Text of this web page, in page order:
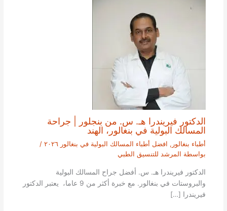
الدكتور فيريندرا هـ. س. من بنجلور | جراحة
المسالك البولية في بنغالور، الهند
أطباء بنغالور , افضل أطباء المسالك البولية في بنغالور ٢٠٢٦
/
بواسطة المرشد للتنسيق الطبي
الدكتور فيريندرا هـ. س. أفضل جراح المسالك البولية
والبروستات في بنغالور. مع خبرة أكثر من 9 عاما، يعتبر الدكتور
فيريندرا […]